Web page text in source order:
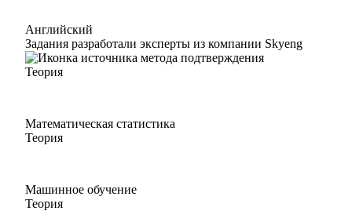
Английский
Задания разработали эксперты из компании Skyeng
Теория
Математическая статистика
Теория
Машинное обучение
Теория